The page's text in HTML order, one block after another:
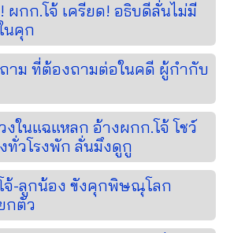
ผกก.โจ้ เครียด! อธิบดีลั่นไม่มี
นคุก
ถาม ที่ต้องถามต่อในคดี ผู้กำกับ
งในแฉแหลก อ้างผกก.โจ้ โชว์
ทั่วโรงพัก ลั่นมึงดูกู
จ้-ลูกน้อง ขังคุกพิษณุโลก
กตัว